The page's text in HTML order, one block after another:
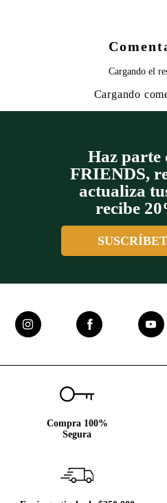
Cargando el
Cargando
Haz parte
FRIENDS,
actualiza
recibe
Compra 100%
Segura